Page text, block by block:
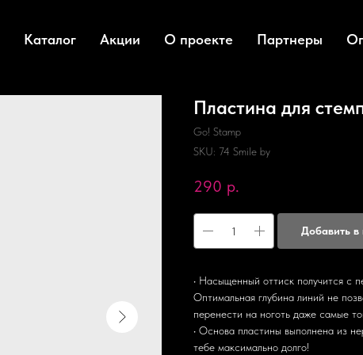
Каталог Акции О проекте Партнеры
Пластина для
Go! Stamp
SKU: 74 Smile by
290 р.
Добавить в
• Насыщенный оттиск получится с
Оптимальная глубина линий не
перенести на ноготь даже самые
• Основа пластины выполнена из
тебе максимально долго!